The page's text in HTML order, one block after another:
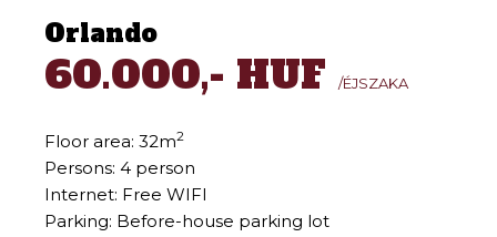
Orlando
60.000,- HUF/ÉJSZAKA
Floor area: 32m2
Persons: 4 person
Internet: Free WIFI
Parking: Before-house parking lot